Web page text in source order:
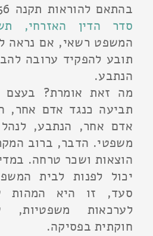
בהתאם להוראות תקנה 156 להוראות
סדר הדין האזרחי,
המשפט רשאי, אם נראה
תובע להפקיד ערובה
הנתבע.
מה זאת אומרת? בעצם
תביעה כנגד אדם אחר,
אדם אחר, הנתבע, לנהל
משפטי. הדבר, ברוב
הוצאות ושכר טרחה.
יכול לפנות לבית
סעד, זו היא המהות
לערכאות משפטיות,
חוקתית בפסיקה.